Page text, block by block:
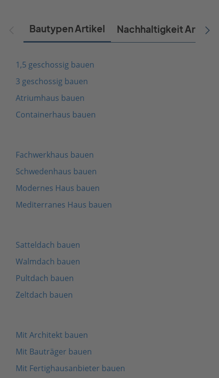
Bautypen Artikel Nachhaltigkeit Artikel
1,5 geschossig bauen
3 geschossig bauen
Atriumhaus bauen
Containerhaus bauen
Fachwerkhaus bauen
Schwedenhaus bauen
Modernes Haus bauen
Mediterranes Haus bauen
Satteldach bauen
Walmdach bauen
Pultdach bauen
Zeltdach bauen
Mit Architekt bauen
Mit Bauträger bauen
Mit Fertighausanbieter bauen